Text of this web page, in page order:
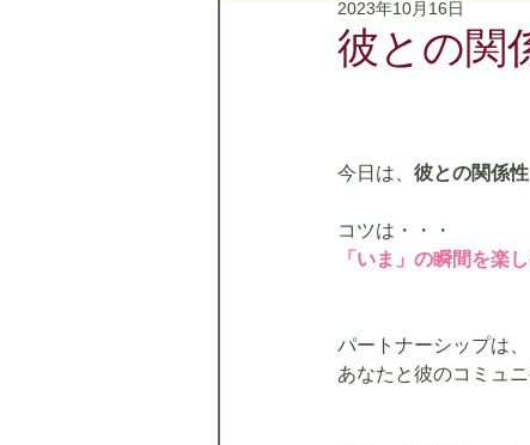
プライベート
彼との関
2023年10月16日
今日は、 彼との関係
コツは・・・
「いま」の瞬間を楽
パートナーシップは、
あなたと彼のコミュ